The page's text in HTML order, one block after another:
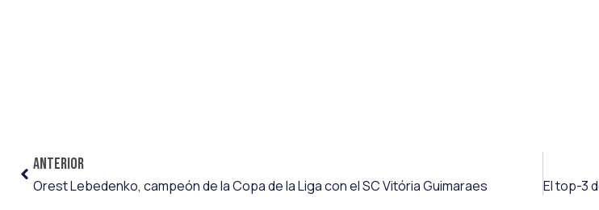
ANTERIOR
Orest Lebedenko, campeón de la Copa de la Liga con el SC Vitória Guimaraes